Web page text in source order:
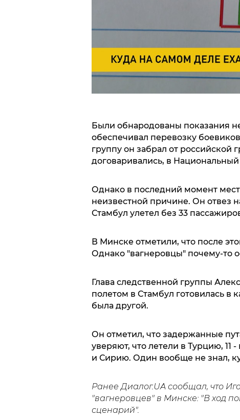
Были обнародованы показания
обеспечивал перевозку
группу он забрал от российской
договаривались, в
Однако в последний момент
неизвестной причине. Он отвез
Стамбул улетел без 33
В Минске отметили, что после
Однако "вагнеровцы" почему-то
Глава следственной группы
полетом в Стамбул готовилась в
была другой.
Он отметил, что задержанные
уверяют, что летели в Турцию, 11
и Сирию. Один вообще не знал,
Ранее Диалог.UA сообщал, что
"вагнеровцев" в Минске: "В ход
сценарий".